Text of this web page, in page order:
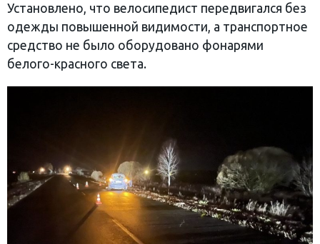
Установлено, что велосипедист передвигался без
одежды повышенной видимости, а транспортное
средство не было оборудовано фонарями
белого-красного света.